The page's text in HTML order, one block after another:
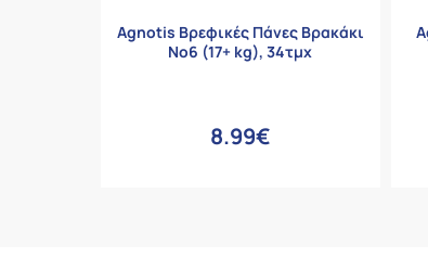
Agnotis Βρεφικές Πάνες Βρακάκι
Νο6 (17+ kg), 34τμχ
8.99€